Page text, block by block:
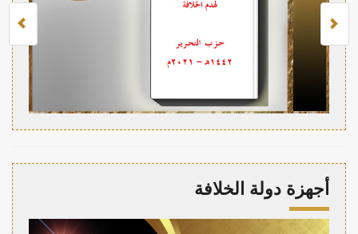
أجهزة دولة الخلافة